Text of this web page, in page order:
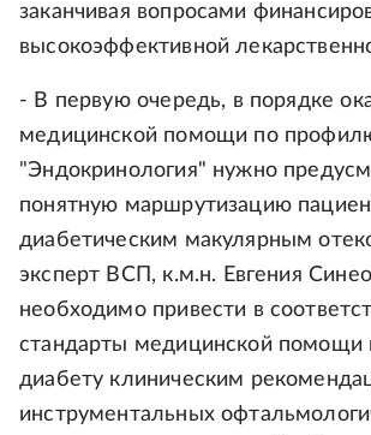
заканчивая вопросами
высокоэффективной
- В первую очередь, в порядке
медицинской помощи по
"Эндокринология" нужно
понятную маршрутизацию
диабетическим макулярным
эксперт ВСП, к.м.н. Евгения
необходимо привести в
стандарты медицинской помощи
диабету клиническим
инструментальных